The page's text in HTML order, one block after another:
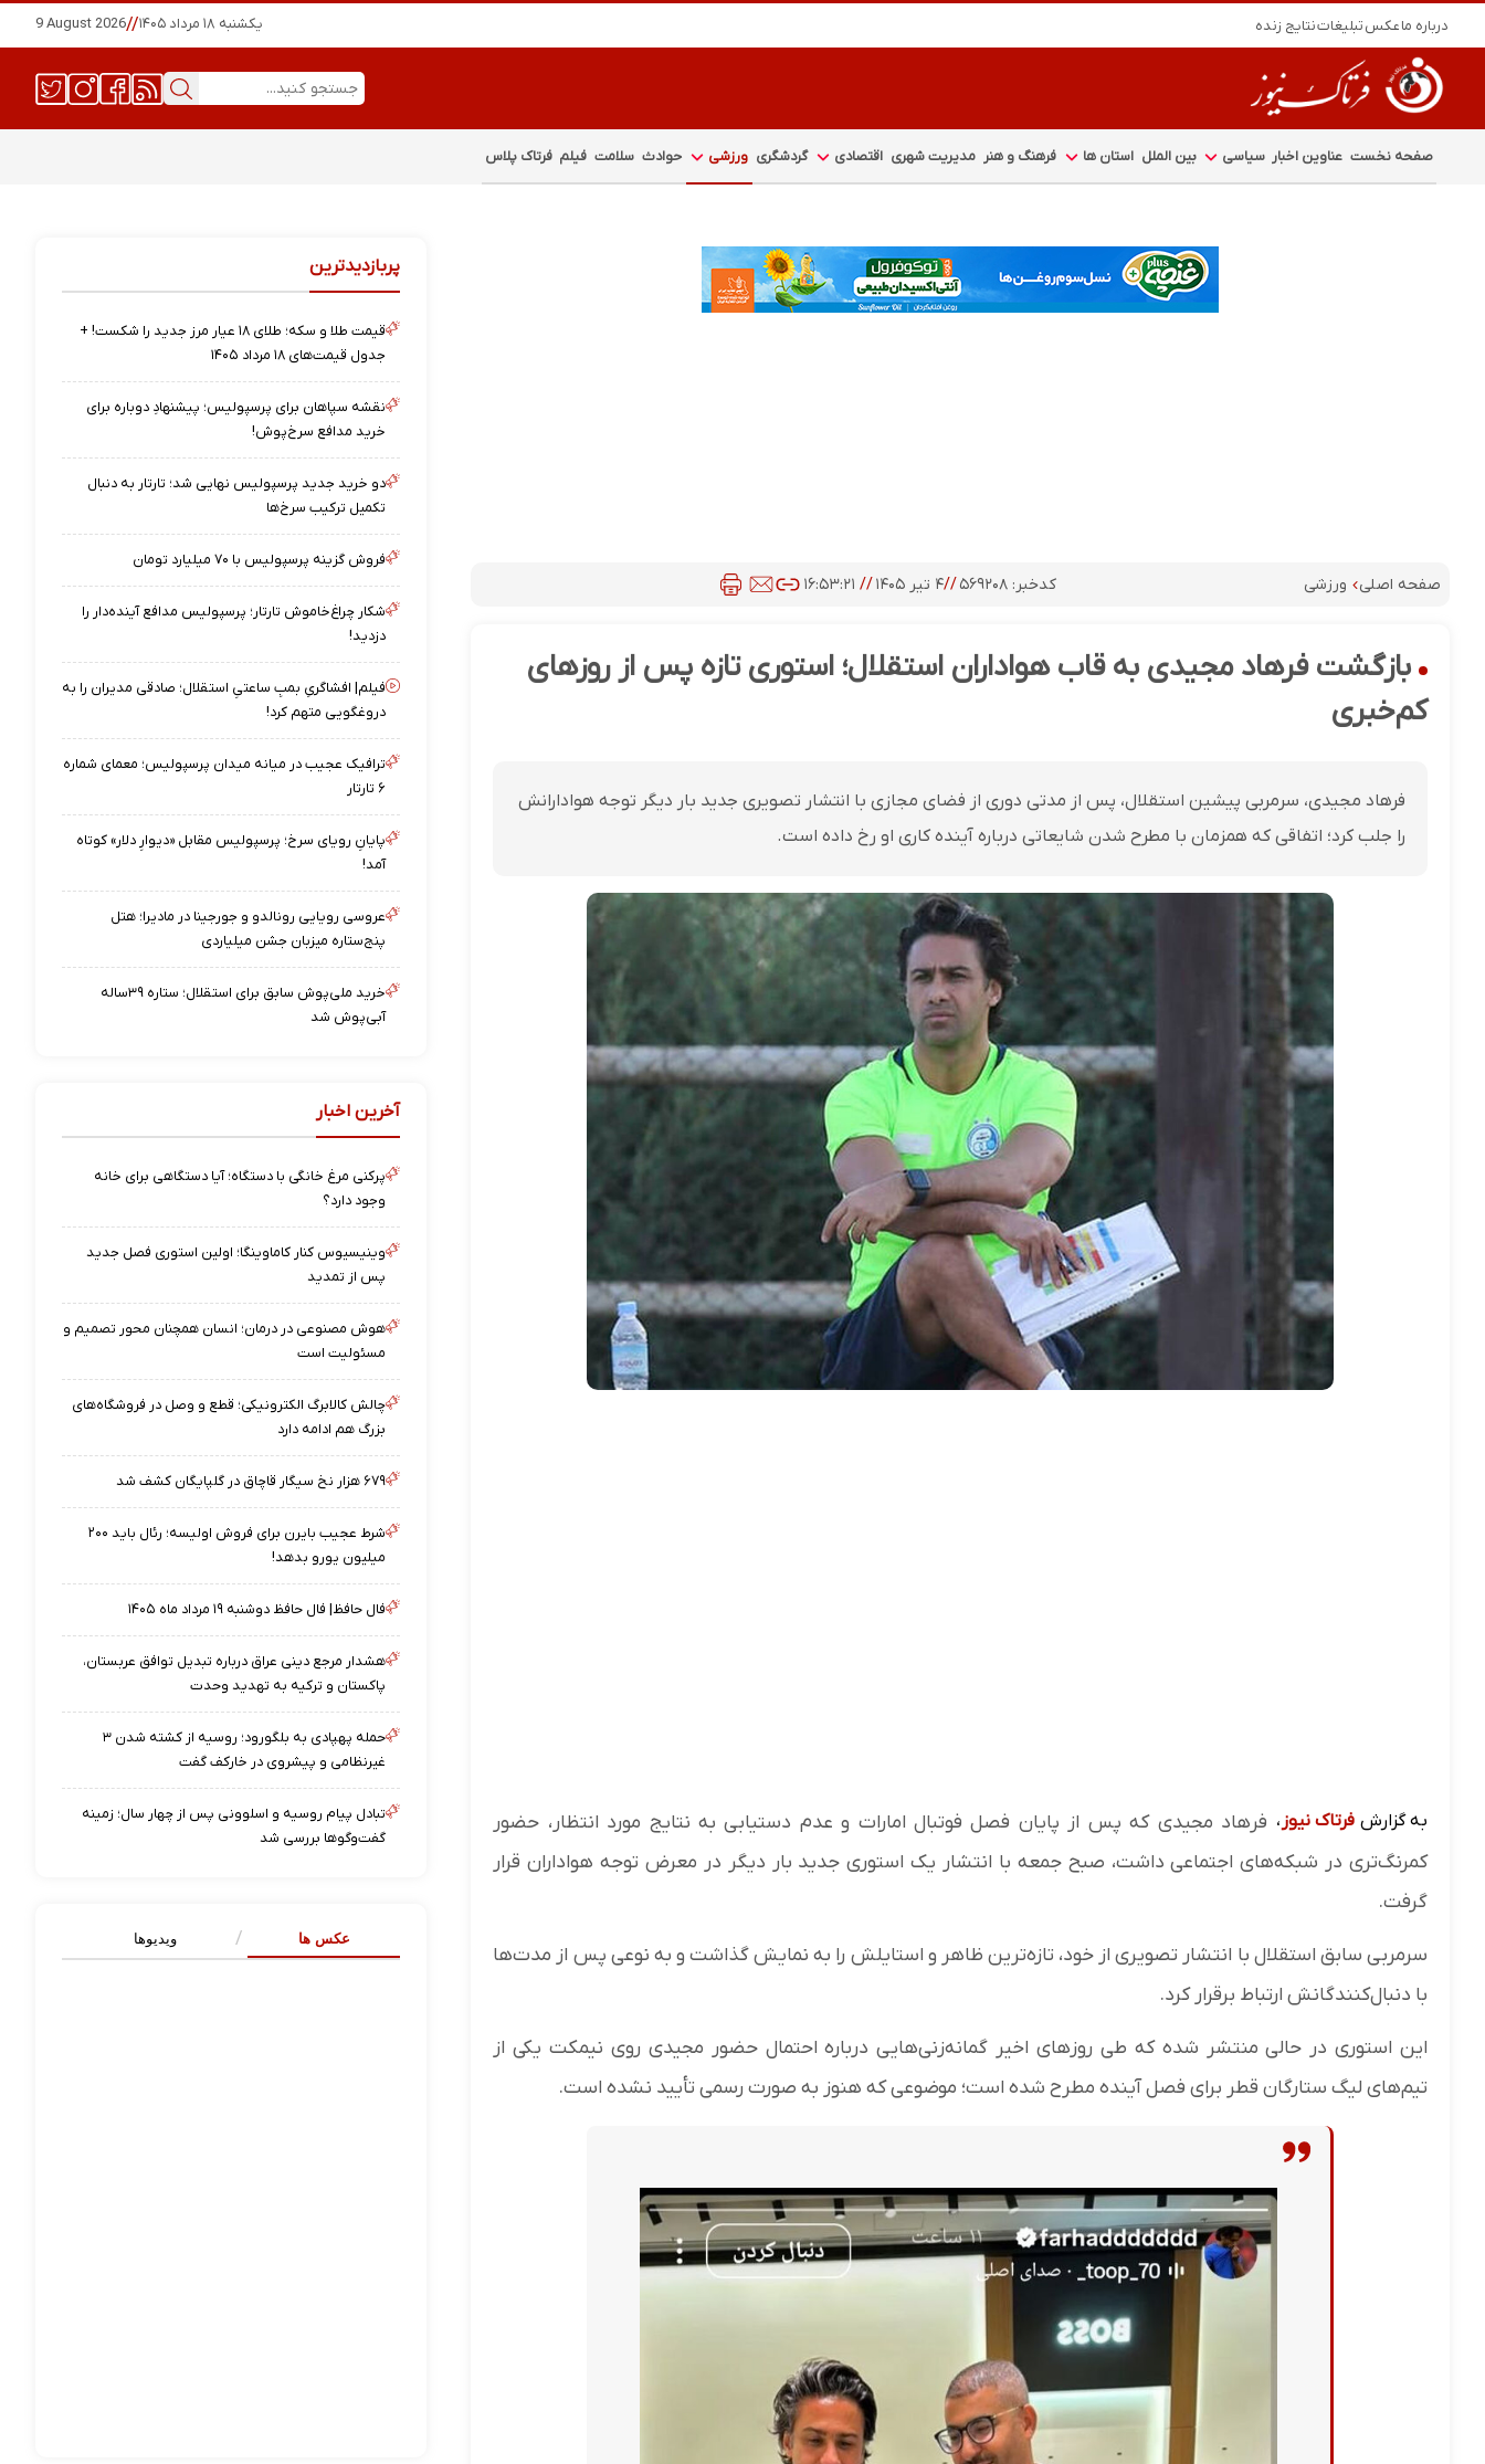
درباره ماعکستبلیغاتنتایج زنده یکشنبه ۱۸ مرداد ۱۴۰۵ //
9 August 2026
صفحه نخست عناوین اخبار سیاسی بین الملل استان ها فرهنگ و هنر مدیریت شهری اقتصادی گردشگری ورزشی حوادث سلامت فیلم فرتاک پلاس
صفحه اصلی ورزشی کدخبر: ۵۶۹۲۰۸ //۴ تیر ۱۴۰۵ // ۱۶:۵۳:۲۱
بازگشت فرهاد مجیدی به قاب هواداران استقلال؛ استوری تازه پس از روزهای
کم‌خبری
فرهاد مجیدی، سرمربی پیشین استقلال، پس از مدتی دوری از فضای مجازی با انتشار تصویری جدید بار دیگر توجه هوادارانش
را جلب کرد؛ اتفاقی که همزمان با مطرح شدن شایعاتی درباره آینده کاری او رخ داده است.
به گزارش فرتاک نیوز ، فرهاد مجیدی که پس از پایان فصل فوتبال امارات و عدم دستیابی به نتایج مورد انتظار، حضور
کمرنگ‌تری در شبکه‌های اجتماعی داشت، صبح جمعه با انتشار یک استوری جدید بار دیگر در معرض توجه هواداران قرار
گرفت.
سرمربی سابق استقلال با انتشار تصویری از خود، تازه‌ترین ظاهر و استایلش را به نمایش گذاشت و به نوعی پس از مدت‌ها
با دنبال‌کنندگانش ارتباط برقرار کرد.
این استوری در حالی منتشر شده که طی روزهای اخیر گمانه‌زنی‌هایی درباره احتمال حضور مجیدی روی نیمکت یکی از
تیم‌های لیگ ستارگان قطر برای فصل آینده مطرح شده است؛ موضوعی که هنوز به صورت رسمی تأیید نشده است.
پربازدیدترین
قیمت طلا و سکه؛ طلای ۱۸ عیار مرز جدید را شکست! +
جدول قیمت‌های ۱۸ مرداد ۱۴۰۵
نقشه‌ سپاهان برای پرسپولیس؛ پیشنهادِ دوباره برای
خرید مدافع سرخ‌پوش!
دو خرید جدید پرسپولیس نهایی شد؛ تارتار به دنبال
تکمیل ترکیب سرخ‌ها
فروش گزینه پرسپولیس با ۷۰ میلیارد تومان
شکار چراغ‌خاموش تارتار؛ پرسپولیس مدافع آینده‌دار را
دزدید!
فیلم| افشاگریِ بمبِ ساعتیِ استقلال؛ صادقی مدیران را به
دروغگویی متهم کرد!
ترافیک عجیب در میانه میدان پرسپولیس؛ معمای شماره
۶ تارتار
پایانِ رویای سرخ؛ پرسپولیس مقابل «دیوارِ دلار» کوتاه
آمد!
عروسی رویایی رونالدو و جورجینا در مادیرا؛ هتل
پنج‌ستاره میزبان جشن میلیاردی
خرید ملی‌پوش سابق برای استقلال؛ ستاره ۳۹ساله
آبی‌پوش شد
آخرین اخبار
پرکنی مرغ خانگی با دستگاه؛ آیا دستگاهی برای خانه
وجود دارد؟
وینیسیوس کنار کاماوینگا؛ اولین استوری فصل جدید
پس از تمدید
هوش مصنوعی در درمان؛ انسان همچنان محور تصمیم و
مسئولیت است
چالش کالابرگ الکترونیکی؛ قطع و وصل در فروشگاه‌های
بزرگ هم ادامه دارد
۶۷۹ هزار نخ سیگار قاچاق در گلپایگان کشف شد
شرط عجیب بایرن برای فروش اولیسه؛ رئال باید ۲۰۰
میلیون یورو بدهد!
فال حافظ| فال حافظ دوشنبه ۱۹ مرداد ماه ۱۴۰۵
هشدار مرجع دینی عراق درباره تبدیل توافق عربستان،
پاکستان و ترکیه به تهدید وحدت
حمله پهپادی به بلگورود؛ روسیه از کشته شدن ۳
غیرنظامی و پیشروی در خارکف گفت
تبادل پیام روسیه و اسلوونی پس از چهار سال؛ زمینه‌
گفت‌وگوها بررسی شد
عکس ها ویدیوها